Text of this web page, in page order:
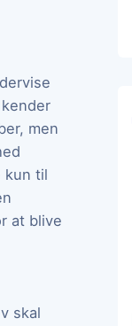
men
kun til
at blive
skal